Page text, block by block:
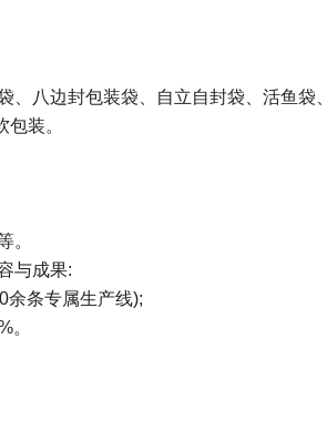
、八边封包装袋、自立自封袋、活鱼袋
装。
。
与成果:
余条专属生产线);
。